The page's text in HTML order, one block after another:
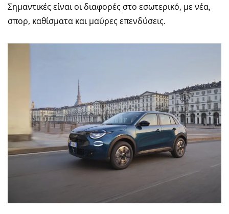
Σημαντικές είναι οι διαφορές στο εσωτερικό, με νέα,
σπορ, καθίσματα και μαύρες επενδύσεις.